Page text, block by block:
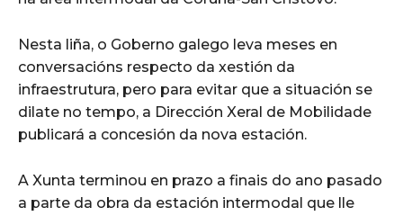
Nesta liña, o Goberno galego leva meses en
conversacións respecto da xestión da
infraestrutura, pero para evitar que a situación se
dilate no tempo, a Dirección Xeral de Mobilidade
publicará a concesión da nova estación.
A Xunta terminou en prazo a finais do ano pasado
a parte da obra da estación intermodal que lle